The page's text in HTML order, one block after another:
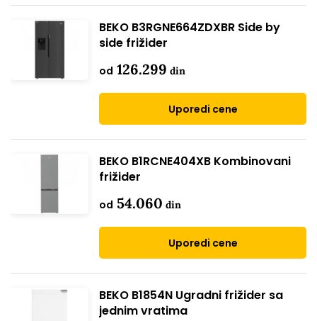
BEKO B3RGNE664ZDXBR Side by
side frižider
od 126.299 din
Uporedi cene
BEKO B1RCNE404XB Kombinovani
frižider
od 54.060 din
Uporedi cene
BEKO B1854N Ugradni frižider sa
jednim vratima